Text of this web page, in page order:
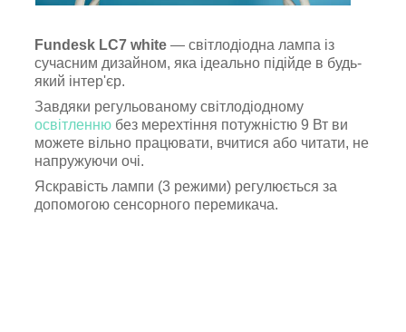
Fundesk LC7 white — світлодіодна лампа із
сучасним дизайном, яка ідеально підійде в будь-
який інтер'єр.
Завдяки регульованому світлодіодному
освітленню без мерехтіння потужністю 9 Вт ви
можете вільно працювати, вчитися або читати, не
напружуючи очі.
Яскравість лампи (3 режими) регулюється за
допомогою сенсорного перемикача.